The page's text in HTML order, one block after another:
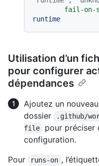
fail-on-
runtime
Utilisation d’un
pour configurer
dépendances
Ajoutez un
dossier
.github/
file
pour préciser
configuration.
Pour
runs-on ,